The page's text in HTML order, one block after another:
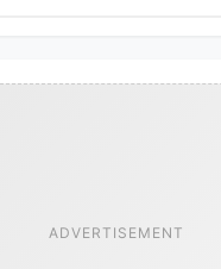
ADVERTISEMENT